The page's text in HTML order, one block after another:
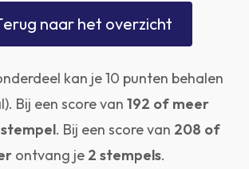
erug naar het overzicht
kan je 10 punten behalen
Bij een score van 192 of meer
stempel. Bij een score van 208 of
ontvang je 2 stempels.